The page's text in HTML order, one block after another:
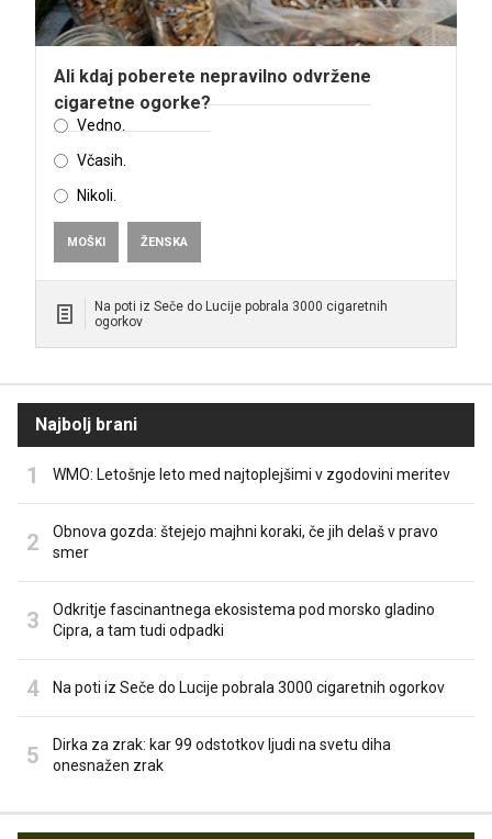
Ali kdaj poberete nepravilno odvržene
cigaretne ogorke?
Vedno.
Včasih.
Nikoli.
MOŠKI ŽENSKA
Na poti iz Seče do Lucije pobrala 3000 cigaretnih
ogorkov
Najbolj brani
WMO: Letošnje leto med najtoplejšimi v zgodovini meritev
Obnova gozda: štejejo majhni koraki, če jih delaš v pravo
smer
Odkritje fascinantnega ekosistema pod morsko gladino
Cipra, a tam tudi odpadki
Na poti iz Seče do Lucije pobrala 3000 cigaretnih ogorkov
Dirka za zrak: kar 99 odstotkov ljudi na svetu diha
onesnažen zrak